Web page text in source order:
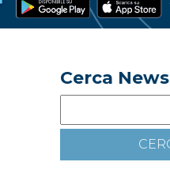
Cerca News